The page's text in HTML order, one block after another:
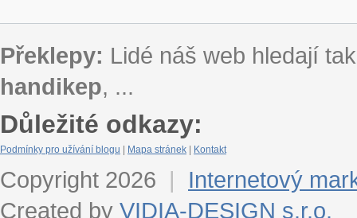
Překlepy: Lidé náš web hledají
handikep, ...
Důležité odkazy:
Podmínky pro užívání blogu Mapa stránek Kontakt
Copyright 2026 |
Internetový
Created by VIDIA-DESIGN s.r.o.